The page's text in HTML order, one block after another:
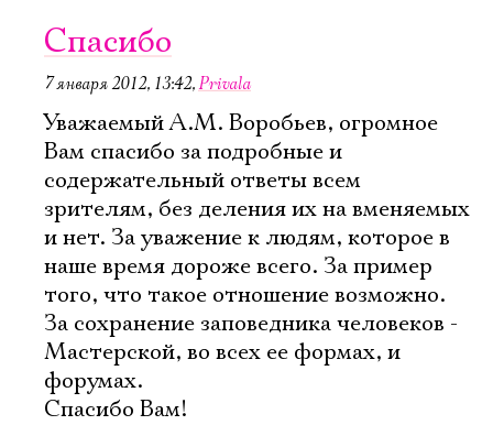
Спасибо
7 января 2012, 13:42,Privala
Уважаемый А.М. Воробьев, огромное
Вам спасибо за подробные и
содержательный ответы всем
зрителям, без деления их на вменяемых
и нет. За уважение к людям, которое в
наше время дороже всего. За пример
того, что такое отношение возможно.
За сохранение заповедника человеков -
Мастерской, во всех ее формах, и
форумах.
Спасибо Вам!